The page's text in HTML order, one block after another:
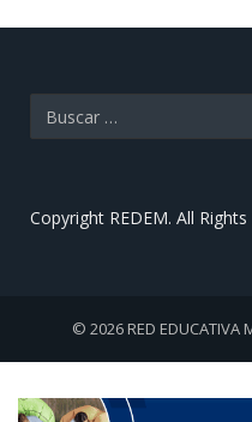
Copyright REDEM. All Rights
© 2026 RED EDUCATIVA